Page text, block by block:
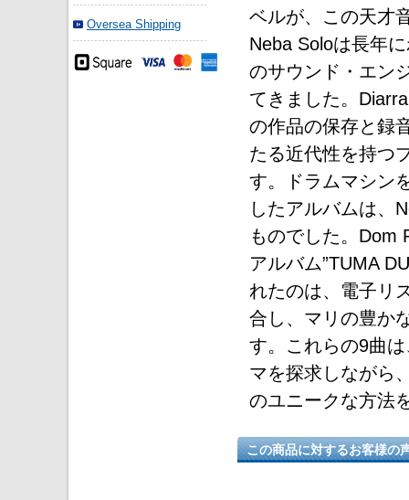
ベルが、この天才
Neba Soloは長年
のサウンド・エン
てきました。
の作品の保存と録
たる近代性を持つ
す。ドラムマシン
したアルバムは、
ものでした。Dom
アルバム”TUMA
れたのは、電子リ
合し、マリの豊か
す。これらの9曲
マを探求しながら
のユニークな方法
この商品に対するお客様の
Oversea Shipping